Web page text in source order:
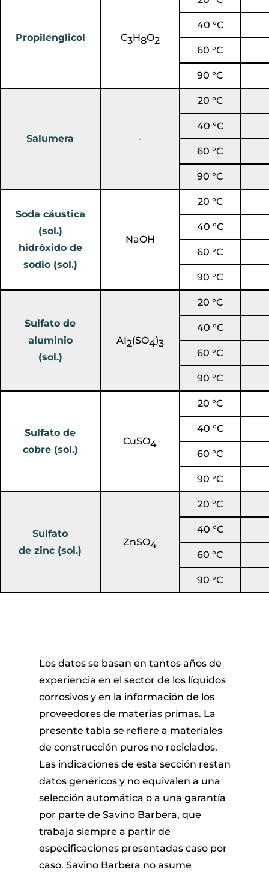
Propilenglicol C3H8O2
40 °C
60 °C
90 °C
Salumera -
20 °C
40 °C
60 °C
90 °C
Soda cáustica
(sol.)
hidróxido de
sodio (sol.)
NaOH
20 °C
40 °C
60 °C
90 °C
Sulfato de
aluminio
(sol.)
AI2(SO4)3
20 °C
40 °C
60 °C
90 °C
Sulfato de
cobre (sol.)
CuSO4
20 °C
40 °C
60 °C
90 °C
Sulfato
de zinc (sol.)
ZnSO4
20 °C
40 °C
60 °C
90 °C
Los datos se basan en tantos años de
experiencia en el sector de los líquidos
corrosivos y en la información de los
proveedores de materias primas. La
presente tabla se refiere a materiales
de construcción puros no reciclados.
Las indicaciones de esta sección restan
datos genéricos y no equivalen a una
selección automática o a una garantía
por parte de Savino Barbera, que
trabaja siempre a partir de
especificaciones presentadas caso por
caso. Savino Barbera no asume